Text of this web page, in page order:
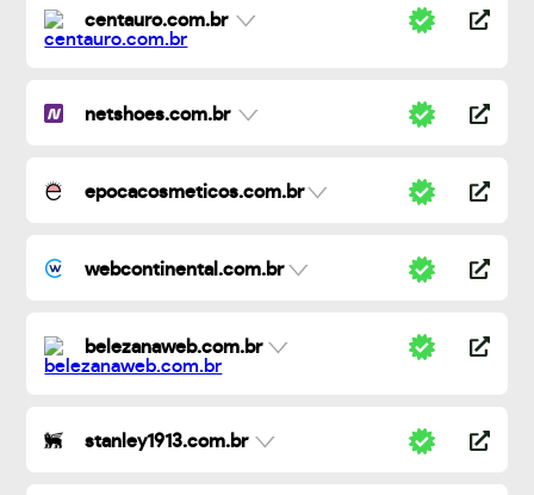
centauro.com.br
netshoes.com.br
epocacosmeticos.com.br
webcontinental.com.br
belezanaweb.com.br
stanley1913.com.br